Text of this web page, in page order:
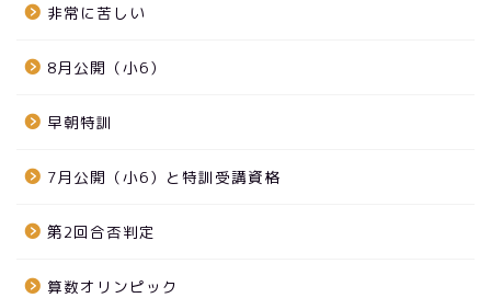
非常に苦しい
8月公開（小6）
早朝特訓
7月公開（小6）と特訓受講資格
第2回合否判定
算数オリンピック